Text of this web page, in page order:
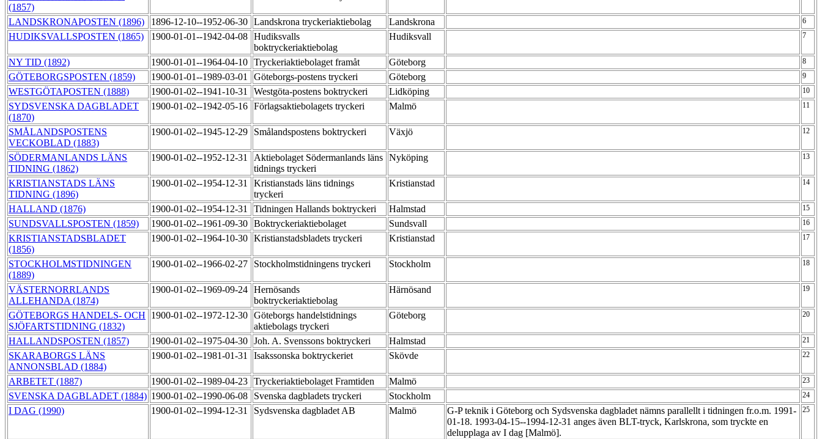
(1857)
LANDSKRONAPOSTEN (1896) 1896-12-10--1952-06-30 Landskrona tryckeriaktiebolag Landskrona 6
HUDIKSVALLSPOSTEN (1865) 1900-01-01--1942-04-08 Hudiksvalls
boktryckeriaktiebolag
Hudiksvall 7
NY TID (1892) 1900-01-01--1964-04-10 Tryckeriaktiebolaget framåt Göteborg 8
GÖTEBORGSPOSTEN (1859) 1900-01-01--1989-03-01 Göteborgs-postens tryckeri Göteborg 9
WESTGÖTAPOSTEN (1888) 1900-01-02--1941-10-31 Westgöta-postens boktryckeri Lidköping 10
SYDSVENSKA DAGBLADET
(1870)
1900-01-02--1942-05-16 Förlagsaktiebolagets tryckeri Malmö 11
SMÅLANDSPOSTENS
VECKOBLAD (1883)
1900-01-02--1945-12-29 Smålandspostens boktryckeri Växjö 12
SÖDERMANLANDS LÄNS
TIDNING (1862)
1900-01-02--1952-12-31
Aktiebolaget Södermanlands läns
tidnings tryckeri
Nyköping 13
KRISTIANSTADS LÄNS
TIDNING (1896)
1900-01-02--1954-12-31
Kristianstads läns tidnings
tryckeri
Kristianstad 14
HALLAND (1876) 1900-01-02--1954-12-31 Tidningen Hallands boktryckeri Halmstad 15
SUNDSVALLSPOSTEN (1859) 1900-01-02--1961-09-30 Boktryckeriaktiebolaget Sundsvall 16
KRISTIANSTADSBLADET
(1856)
1900-01-02--1964-10-30 Kristianstadsbladets tryckeri Kristianstad 17
STOCKHOLMSTIDNINGEN
(1889)
1900-01-02--1966-02-27 Stockholmstidningens tryckeri Stockholm 18
VÄSTERNORRLANDS
ALLEHANDA (1874)
1900-01-02--1969-09-24 Hernösands
boktryckeriaktiebolag
Härnösand 19
GÖTEBORGS HANDELS- OCH
SJÖFARTSTIDNING (1832)
1900-01-02--1972-12-30 Göteborgs handelstidnings
aktiebolags tryckeri
Göteborg 20
HALLANDSPOSTEN (1857) 1900-01-02--1975-04-30 Joh. A. Svenssons boktryckeri Halmstad 21
SKARABORGS LÄNS
ANNONSBLAD (1884)
1900-01-02--1981-01-31 Isakssonska boktryckeriet Skövde 22
ARBETET (1887) 1900-01-02--1989-04-23 Tryckeriaktiebolaget Framtiden Malmö 23
SVENSKA DAGBLADET (1884) 1900-01-02--1990-06-08 Svenska dagbladets tryckeri Stockholm 24
I DAG (1990) 1900-01-02--1994-12-31 Sydsvenska dagbladet AB Malmö
G-P teknik i Göteborg och Sydsvenska dagbladet nämns parallellt i tidningen fr.o.m. 1991-
01-18. 1993-04-15--1994-12-31 anges även BLT-tryck, Karlskrona, som tryckte en
delupplaga av I dag [Malmö].
25